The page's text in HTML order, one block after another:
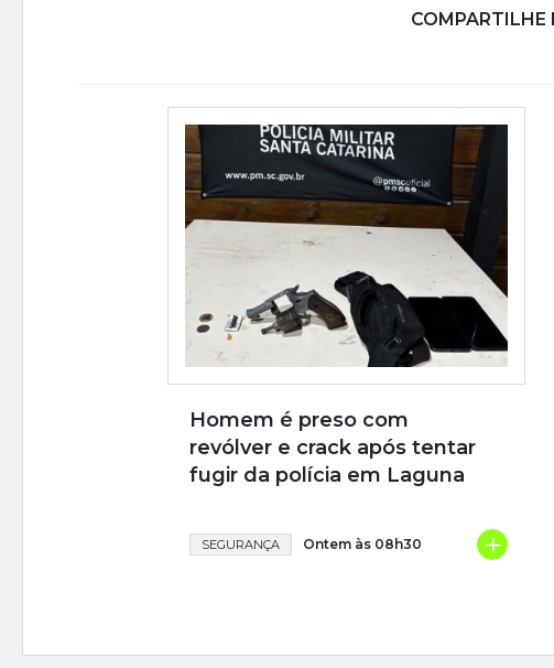
COMPARTILHE
Homem é preso com
revólver e crack após tentar
fugir da polícia em Laguna
SEGURANÇA Ontem às 08h30 +